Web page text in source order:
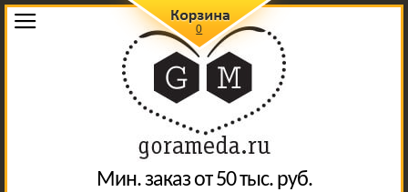
0
Мин. заказ от 50 тыс. руб.